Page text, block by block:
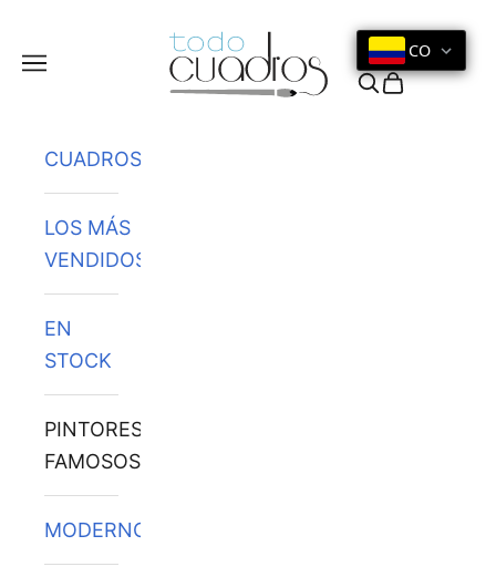
Menú
CO
Buscar
Cesta
CUADROS
LOS MÁS
VENDIDOS
EN
STOCK
PINTORES
FAMOSOS
MODERNOS